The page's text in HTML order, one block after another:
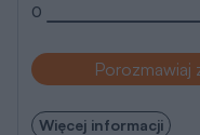
0
Porozmawiaj
Więcej informacji